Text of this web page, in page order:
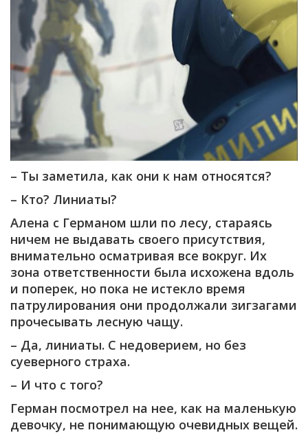
– Ты заметила, как они к нам относятся?
– Кто? Линиаты?
Алена с Германом шли по лесу, стараясь
ничем не выдавать своего присутствия,
внимательно осматривая все вокруг. Их
зона ответственности была исхожена вдоль
и поперек, но пока не истекло время
патрулирования они продолжали зигзагами
прочесывать лесную чащу.
– Да, линиаты. С недоверием, но без
суеверного страха.
– И что с того?
Герман посмотрел на нее, как на маленькую
девочку, не понимающую очевидных вещей.